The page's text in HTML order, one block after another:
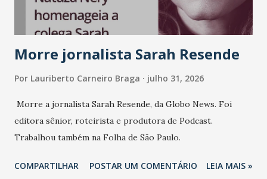
marcas, pessoas e mercado", afirma Tamires So...
Morre jornalista Sarah Resende
Por Lauriberto Carneiro Braga julho 31, 2026
Morre a jornalista Sarah Resende, da Globo News. Foi
editora sênior, roteirista e produtora de Podcast.
Trabalhou também na Folha de São Paulo.
COMPARTILHAR POSTAR UM COMENTÁRIO LEIA MAIS »